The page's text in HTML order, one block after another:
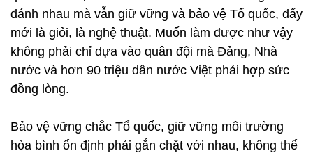
đánh nhau mà vẫn giữ vững và bảo vệ Tổ quốc, đấy
mới là giỏi, là nghệ thuật. Muốn làm được như vậy
không phải chỉ dựa vào quân đội mà Đảng, Nhà
nước và hơn 90 triệu dân nước Việt phải hợp sức
đồng lòng.
Bảo vệ vững chắc Tổ quốc, giữ vững môi trường
hòa bình ổn định phải gắn chặt với nhau, không thể